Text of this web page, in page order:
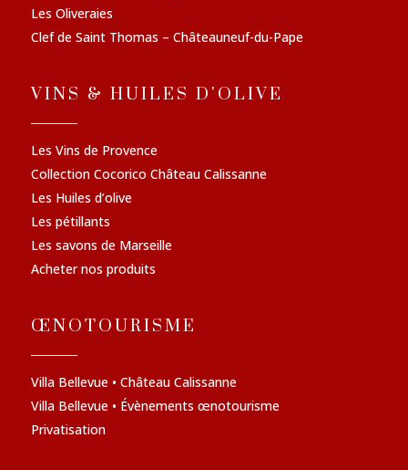
Les Oliveraies
Clef de Saint Thomas – Châteauneuf-du-Pape
VINS & HUILES D'OLIVE
Les Vins de Provence
Collection Cocorico Château Calissanne
Les Huiles d’olive
Les pétillants
Les savons de Marseille
Acheter nos produits
ŒNOTOURISME
Villa Bellevue • Château Calissanne
Villa Bellevue • Évènements œnotourisme
Privatisation